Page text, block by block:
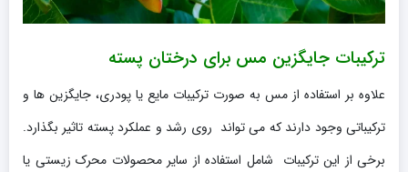
ترکیبات جایگزین مس برای درختان پسته
علاوه بر استفاده از مس به صورت ترکیبات مایع یا پودری، جایگزین ها و
ترکیباتی وجود دارند که می تواند روی رشد و عملکرد پسته تاثیر بگذارد.
برخی از این ترکیبات شامل استفاده از سایر محصولات محرک زیستی یا